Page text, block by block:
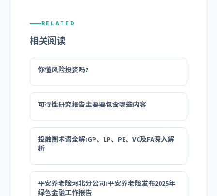
RELATED
相关阅读
你懂风险投资吗?
可行性研究报告主要要包含哪些内容
投融圈术语全解:GP、LP、PE、VC及FA深入解
析
平安养老险河北分公司:平安养老险发布2025年
绿色金融工作报告